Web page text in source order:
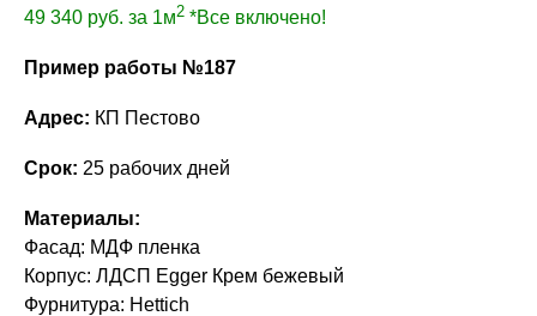
49 340 руб. за 1м2 *Все включено!
Пример работы №187
Адрес: КП Пестово
Срок: 25 рабочих дней
Материалы:
Фасад: МДФ пленка
Корпус: ЛДСП Egger Крем бежевый
Фурнитура: Hettich